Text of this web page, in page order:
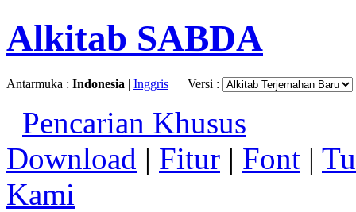
Alkitab SABDA
Antarmuka : Indonesia | Inggris Versi :
Pencarian Khusus
Download | Fitur | Font |
Kami